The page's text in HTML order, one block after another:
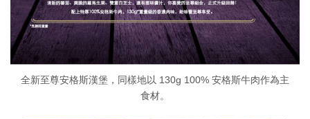
全新至尊安格斯漢堡，同樣地以 130g 100% 安格斯牛肉作為主
食材。